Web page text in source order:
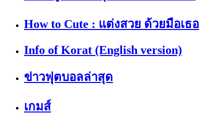
How to Cute : แต่งสวย ด้วยมือเธอ
Info of Korat (English version)
ข่าวฟุตบอลล่าสุด
เกมส์